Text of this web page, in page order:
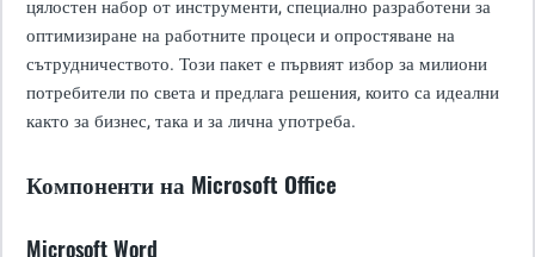
цялостен набор от инструменти, специално разработени за
оптимизиране на работните процеси и опростяване на
сътрудничеството. Този пакет е първият избор за милиони
потребители по света и предлага решения, които са идеални
както за бизнес, така и за лична употреба.
Компоненти на Microsoft Office
Microsoft Word